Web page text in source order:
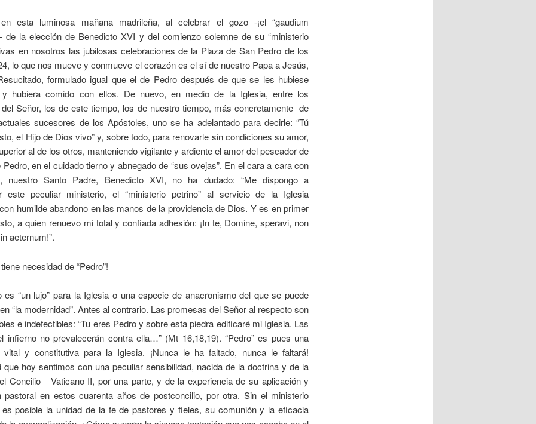
esta luminosa mañana madrileña, al celebrar el gozo -¡el “gaudium
de la elección de Benedicto XVI y del comienzo solemne de su “ministerio
en nosotros las jubilosas celebraciones de la Plaza de San Pedro de los
lo que nos mueve y conmueve el corazón es el sí de nuestro Papa a Jesús,
formulado igual que el de Pedro después de que se les hubiese
y hubiera comido con ellos. De nuevo, en medio de la Iglesia, entre los
Señor, los de este tiempo, los de nuestro tiempo, más concretamente de
sucesores de los Apóstoles, uno se ha adelantado para decirle: “Tú
el Hijo de Dios vivo” y, sobre todo, para renovarle sin condiciones su amor,
al de los otros, manteniendo vigilante y ardiente el amor del pescador de
Pedro, en el cuidado tierno y abnegado de “sus ovejas”. En el cara a cara con
nuestro Santo Padre, Benedicto XVI, no ha dudado: “Me dispongo a
este peculiar ministerio, el “ministerio petrino” al servicio de la Iglesia
humilde abandono en las manos de la providencia de Dios. Y es en primer
a quien renuevo mi total y confiada adhesión: ¡In te, Domine, speravi, non
aeternum!”.
necesidad de “Pedro”!
es “un lujo” para la Iglesia o una especie de anacronismo del que se puede
“la modernidad”. Antes al contrario. Las promesas del Señor al respecto son
e indefectibles: “Tu eres Pedro y sobre esta piedra edificaré mi Iglesia. Las
infierno no prevalecerán contra ella…” (Mt 16,18,19). “Pedro” es pues una
vital y constitutiva para la Iglesia. ¡Nunca le ha faltado, nunca le faltará!
que hoy sentimos con una peculiar sensibilidad, nacida de la doctrina y de la
Concilio Vaticano II, por una parte, y de la experiencia de su aplicación y
pastoral en estos cuarenta años de postconcilio, por otra. Sin el ministerio
posible la unidad de la fe de pastores y fieles, su comunión y la eficacia